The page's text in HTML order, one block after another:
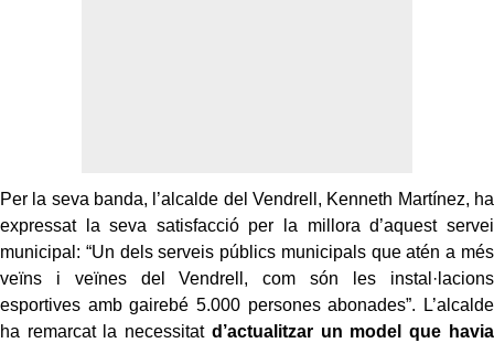
Per la seva banda, l’alcalde del Vendrell, Kenneth Martínez, ha
expressat la seva satisfacció per la millora d’aquest servei
municipal: “Un dels serveis públics municipals que atén a més
veïns i veïnes del Vendrell, com són les instal·lacions
esportives amb gairebé 5.000 persones abonades”. L’alcalde
ha remarcat la necessitatd’actualitzar un model que havia